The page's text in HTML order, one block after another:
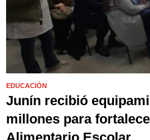
EDUCACIÓN
Junín recibió
millones para